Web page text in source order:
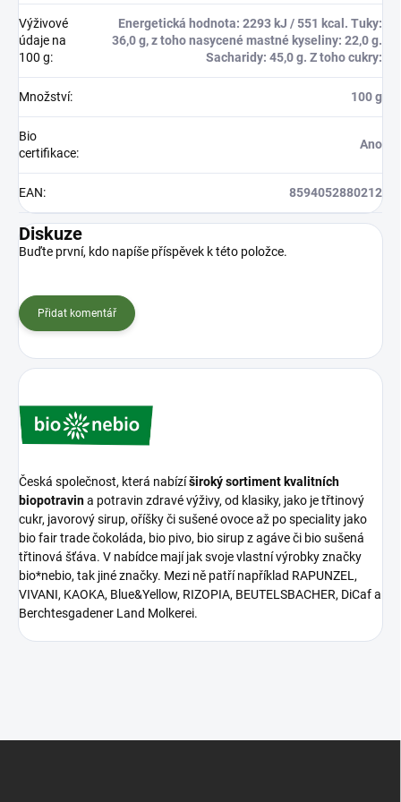
Výživové
údaje na
100 g:
Energetická hodnota: 2293 kJ / 551 kcal. Tuky:
36,0 g, z toho nasycené mastné kyseliny: 22,0 g.
Sacharidy: 45,0 g. Z toho cukry:
Množství: 100 g
Bio
certifikace:
Ano
EAN: 8594052880212
Diskuze
Buďte první, kdo napíše příspěvek k této položce.
Přidat komentář
Česká společnost, která nabízíširoký sortiment kvalitních
biopotravina potravin zdravé výživy, od klasiky, jako je třtinový
cukr, javorový sirup, oříšky či sušené ovoce až po speciality jako
bio fair trade čokoláda, bio pivo, bio sirup z agáve či bio sušená
třtinová šťáva. V nabídce mají jak svoje vlastní výrobky značky
bio*nebio, tak jiné značky. Mezi ně patří například RAPUNZEL,
VIVANI, KAOKA, Blue&Yellow, RIZOPIA, BEUTELSBACHER, DiCaf a
Berchtesgadener Land Molkerei.